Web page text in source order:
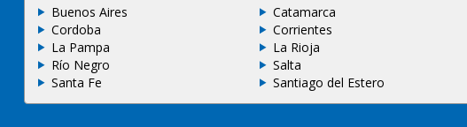
Buenos Aires Catamarca
Cordoba
Corrientes
La Pampa
La Rioja
Río Negro
Salta
Santa Fe
Santiago del Estero